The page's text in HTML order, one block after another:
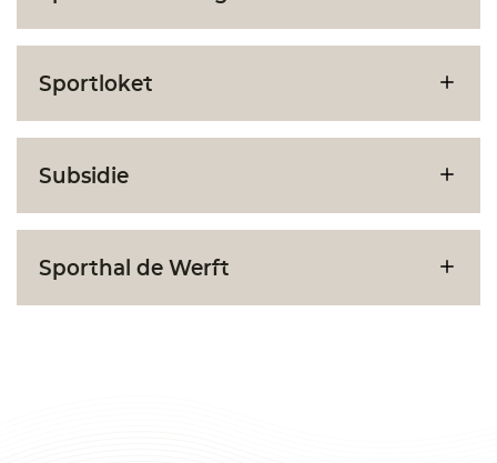
Sportloket
Subsidie
Sporthal de Werft